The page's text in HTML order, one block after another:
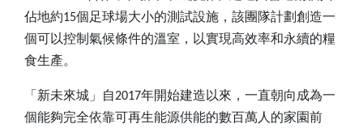
佔地約15個足球場大小的測試設施，該團隊計劃創造一
個可以控制氣候條件的溫室，以實現高效率和永續的糧
食生產。
「新未來城」自2017年開始建造以來，一直朝向成為一
個能夠完全依靠可再生能源供能的數百萬人的家園前